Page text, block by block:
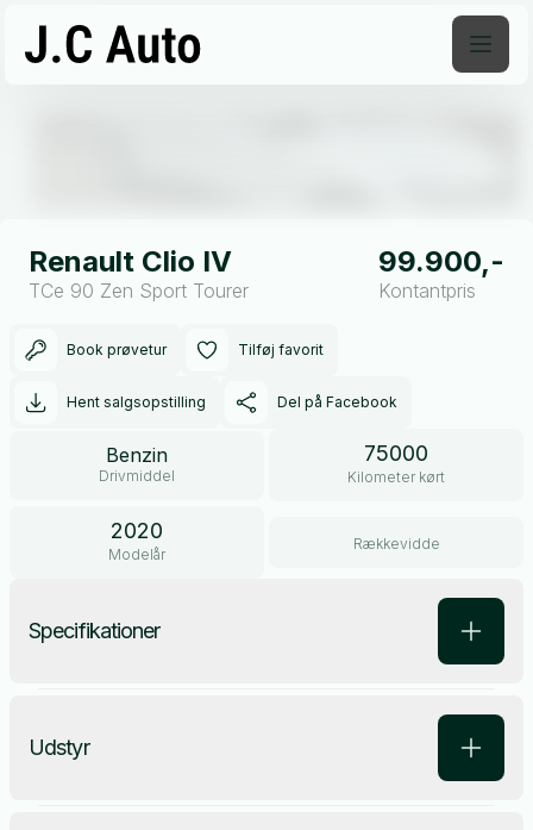
Renault Clio IV
TCe 90 Zen Sport Tourer
99.900,-
Kontantpris
Book prøvetur Tilføj favorit
Hent salgsopstilling Del på Facebook
Benzin
Drivmiddel
75000
Kilometer kørt
2020
Modelår
Rækkevidde
Specifikationer
Udstyr